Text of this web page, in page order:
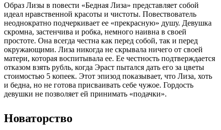
Образ Лизы в повести «Бедная Лиза» представляет собой
идеал нравственной красоты и чистоты. Повествователь
неоднократно подчеркивает ее «прекрасную» душу. Девушка
скромна, застенчива и робка, немного наивна в своей
простоте. Она всегда честна как перед собой, так и перед
окружающими. Лиза никогда не скрывала ничего от своей
матери, которая воспитывала ее. Ее честность подтверждается
отказом взять рубль, когда Эраст пытался дать его за цветы
стоимостью 5 копеек. Этот эпизод показывает, что Лиза, хоть
и бедна, но не готова присваивать себе чужое. Гордость
девушки не позволяет ей принимать «подачки».
Новаторство